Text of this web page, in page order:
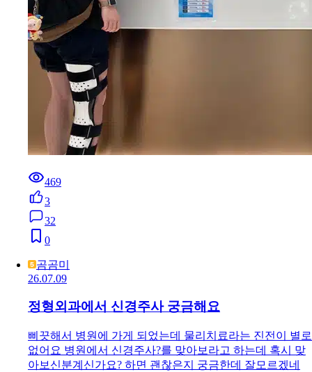
469
3
32
0
곰곰미
26.07.09
정형외과에서 신경주사 궁금해요
삐끗해서 병원에 가게 되었는데 물리치료라는 진전이 별로
없어요 병원에서 신경주사?를 맞아보라고 하는데 혹시 맞
아보신분계신가요? 하면 괜찮은지 궁금한데 잘모르겠네